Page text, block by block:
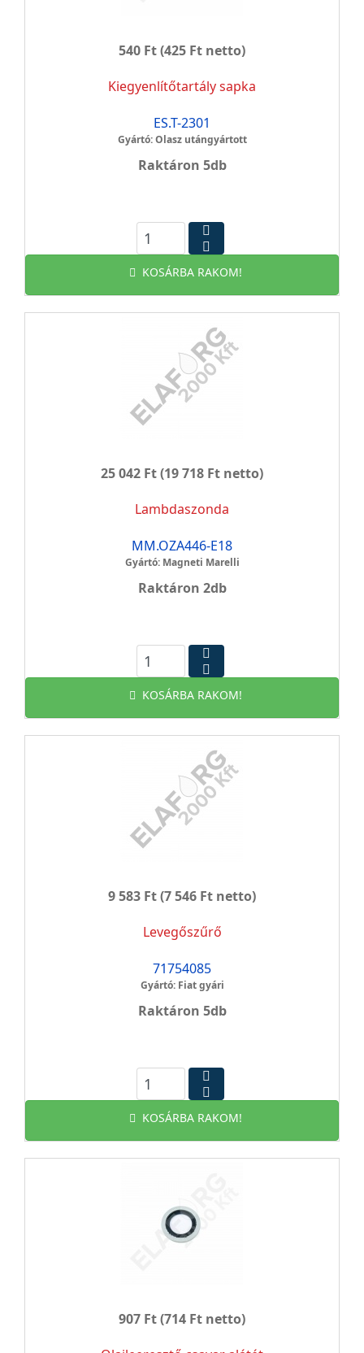
540 Ft(425 Ft netto)
Kiegyenlítőtartály sapka
ES.T-2301
Gyártó: Olasz utángyártott
Raktáron 5db
KOSÁRBA RAKOM!
25 042 Ft(19 718 Ft netto)
Lambdaszonda
MM.OZA446-E18
Gyártó: Magneti Marelli
Raktáron 2db
KOSÁRBA RAKOM!
9 583 Ft(7 546 Ft netto)
Levegőszűrő
71754085
Gyártó: Fiat gyári
Raktáron 5db
KOSÁRBA RAKOM!
907 Ft(714 Ft netto)